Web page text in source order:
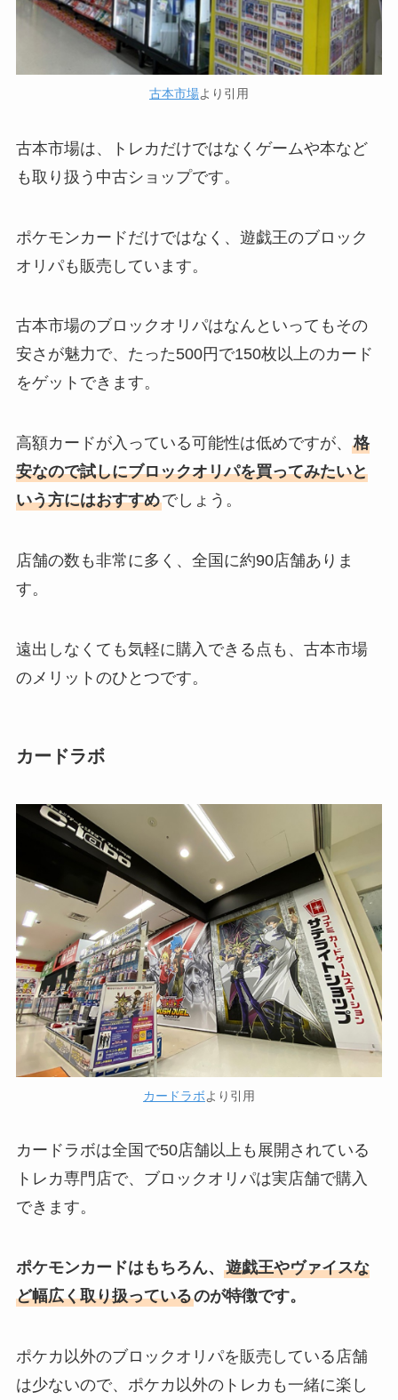
古本市場より引用
古本市場は、トレカだけではなくゲームや本など
も取り扱う中古ショップです。
ポケモンカードだけではなく、遊戯王のブロック
オリパも販売しています。
古本市場のブロックオリパはなんといってもその
安さが魅力で、たった500円で150枚以上のカード
をゲットできます。
高額カードが入っている可能性は低めですが、 格
安なので試しにブロックオリパを買ってみたいと
いう方にはおすすめでしょう。
店舗の数も非常に多く、全国に約90店舗ありま
す。
遠出しなくても気軽に購入できる点も、古本市場
のメリットのひとつです。
カードラボ
カードラボより引用
カードラボは全国で50店舗以上も展開されている
トレカ専門店で、ブロックオリパは実店舗で購入
できます。
ポケモンカードはもちろん、 遊戯王やヴァイスな
ど幅広く取り扱っているのが特徴です。
ポケカ以外のブロックオリパを販売している店舗
は少ないので、ポケカ以外のトレカも一緒に楽し